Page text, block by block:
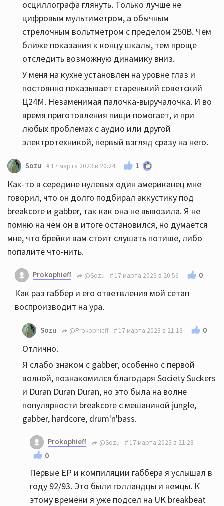
осциллографа глянуть. Только лучше не
цифровым мультиметром, а обычным
стрелочным вольтметром с пределом 250В. Чем
ближе показания к концу шкалы, тем проще
отследить возможную динамику вниз.
У меня на кухне установлен на уровне глаз и
постоянно показывает старенький советский
Ц24М. Незаменимая палочка-выручалочка. И во
время приготовления пищи помогает, и при
любых проблемах с аудио или другой
электротехникой, первый взгляд сразу на него.
Sozu 17 марта 2023 в 20:24 1
Как-то в середине нулевых один американец мне
говорил, что он долго подбирал аккустику под
breakcore и gabber, так как она не вывозила. Я не
помню на чем он в итоге остановился, но думается
мне, что брейки вам стоит слушать потише, либо
попалите что-нить.
Prokophieff @Sozu 17 марта 2023 в 20:56 0
Как раз габбер и его ответвления мой сетап
воспроизводит на ура.
Sozu @Prokophieff 17 марта 2023 в 21:18 0
Отлично.
Я слабо знаком с gabber, особенно с первой
волной, познакомился благодаря Society Suckers
и Duran Duran Duran, но это была на волне
популярности breakcore с мешаниной jungle,
gabber, hardcore, drum'n'bass.
Prokophieff @Sozu 17 марта 2023 в 21:28
0
Первые EP и компиляции габбера я услышал в
году 92/93. Это были голландцы и немцы. К
этому времени я уже подсел на UK breakbeat